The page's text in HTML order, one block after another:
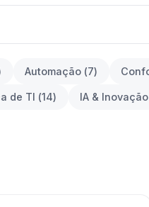
Automação (7)
de TI (14) IA & Inovação